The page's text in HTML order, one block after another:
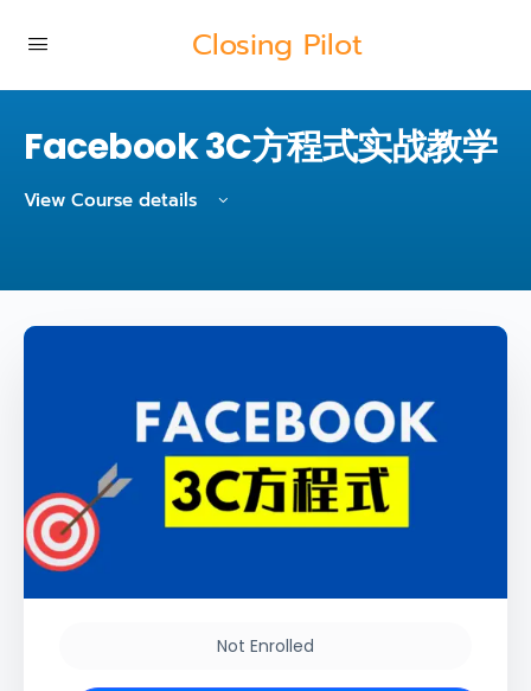
Closing Pilot
Facebook 3C方程式实战教学
View Course details
Not Enrolled